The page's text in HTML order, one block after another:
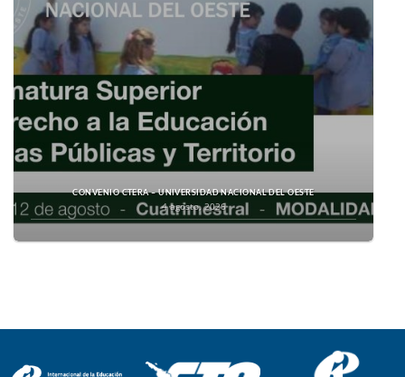
CONVENIO CTERA – UNIVERSIDAD NACIONAL DEL OESTE
4 agosto, 2026